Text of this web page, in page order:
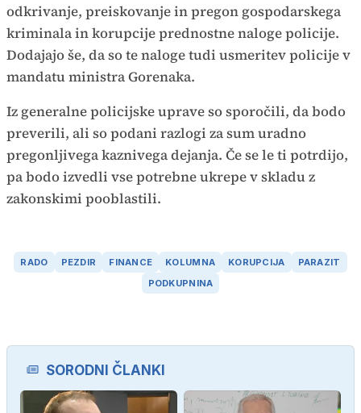
odkrivanje, preiskovanje in pregon gospodarskega
kriminala in korupcije prednostne naloge policije.
Dodajajo še, da so te naloge tudi usmeritev policije v
mandatu ministra Gorenaka.
Iz generalne policijske uprave so sporočili, da bodo
preverili, ali so podani razlogi za sum uradno
pregonljivega kaznivega dejanja. Če se le ti potrdijo,
pa bodo izvedli vse potrebne ukrepe v skladu z
zakonskimi pooblastili.
RADO PEZDIR FINANCE KOLUMNA KORUPCIJA
PARAZIT
PODKUPNINA
SORODNI ČLANKI